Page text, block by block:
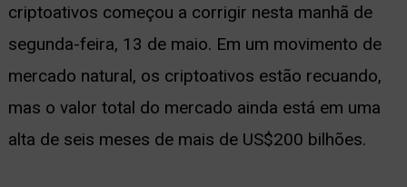
criptoativos começou a corrigir nesta manhã de
segunda-feira, 13 de maio. Em um movimento de
mercado natural, os criptoativos estão recuando,
mas o valor total do mercado ainda está em uma
alta de seis meses de mais de US$200 bilhões.